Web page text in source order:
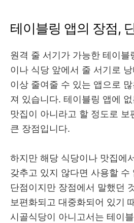
테이블링 앱의 장점,
원격 줄 서기가 가능한 테이블
이나 식당 앞에서 줄 서기로
이상 줄여줄 수 있는 앱으로
져 있습니다. 테이블링 앱에
맛집이 아니라고 할 정도로 보
큰 장점입니다.
하지만 해당 식당이나 맛집에
갖추고 있지 않다면 사용할 수
단점이지만 장점에서 말했던
보편화되고 대중화되어 있기
시골식당이 아니고서는 테이